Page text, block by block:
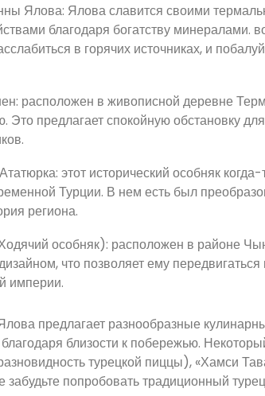
Ялова: Ялова славится своими
благодаря богатству минералами.
в горячих источниках, и
расположен в живописной деревне
Это предлагает спокойную обстановку
этот исторический особняк
Турции. В нем есть был
региона.
особняк): расположен в районе
что позволяет ему
империи.
предлагает разнообразные
близости к побережью.
турецкой пиццы), «Хамси
попробовать традиционный